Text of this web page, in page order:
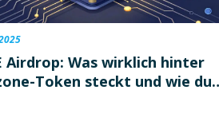
Airdrop: Was wirklich hinter
Token steckt und wie du